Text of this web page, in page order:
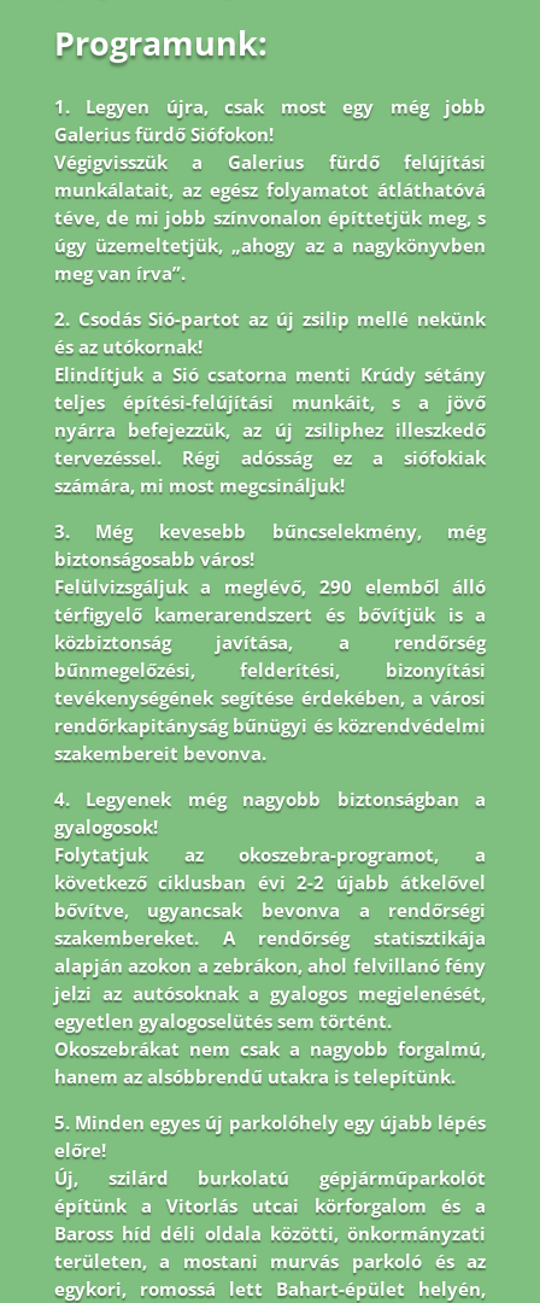
Programunk:
1. Legyen újra, csak most egy még jobb
Galerius fürdő Siófokon!
Végigvisszük a Galerius fürdő felújítási
munkálatait, az egész folyamatot átláthatóvá
téve, de mi jobb színvonalon építtetjük meg, s
úgy üzemeltetjük, „ahogy az a nagykönyvben
meg van írva”.
2. Csodás Sió-partot az új zsilip mellé nekünk
és az utókornak!
Elindítjuk a Sió csatorna menti Krúdy sétány
teljes építési-felújítási munkáit, s a jövő
nyárra befejezzük, az új zsiliphez illeszkedő
tervezéssel. Régi adósság ez a siófokiak
számára, mi most megcsináljuk!
3. Még kevesebb bűncselekmény, még
biztonságosabb város!
Felülvizsgáljuk a meglévő, 290 elemből álló
térfigyelő kamerarendszert és bővítjük is a
közbiztonság javítása, a rendőrség
bűnmegelőzési, felderítési, bizonyítási
tevékenységének segítése érdekében, a városi
rendőrkapitányság bűnügyi és közrendvédelmi
szakembereit bevonva.
4. Legyenek még nagyobb biztonságban a
gyalogosok!
Folytatjuk az okoszebra-programot, a
következő ciklusban évi 2-2 újabb átkelővel
bővítve, ugyancsak bevonva a rendőrségi
szakembereket. A rendőrség statisztikája
alapján azokon a zebrákon, ahol felvillanó fény
jelzi az autósoknak a gyalogos megjelenését,
egyetlen gyalogoselütés sem történt.
Okoszebrákat nem csak a nagyobb forgalmú,
hanem az alsóbbrendű utakra is telepítünk.
5. Minden egyes új parkolóhely egy újabb lépés
előre!
Új, szilárd burkolatú gépjárműparkolót
építünk a Vitorlás utcai körforgalom és a
Baross híd déli oldala közötti, önkormányzati
területen, a mostani murvás parkoló és az
egykori, romossá lett Bahart-épület helyén,